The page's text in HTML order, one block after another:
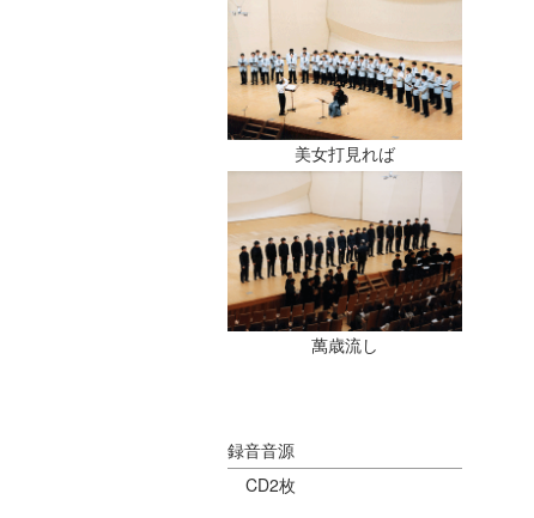
美女打見れば
萬歳流し
録音音源
CD2枚